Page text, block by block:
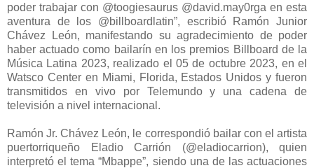
poder trabajar con @toogiesaurus @david.may0rga en esta
aventura de los @billboardlatin”, escribió Ramón Junior
Chávez León, manifestando su agradecimiento de poder
haber actuado como bailarín en los premios Billboard de la
Música Latina 2023, realizado el 05 de octubre 2023, en el
Watsco Center en Miami, Florida, Estados Unidos y fueron
transmitidos en vivo por Telemundo y una cadena de
televisión a nivel internacional.
Ramón Jr. Chávez León, le correspondió bailar con el artista
puertorriqueño Eladio Carrión (@eladiocarrion), quien
interpretó el tema “Mbappe”, siendo una de las actuaciones